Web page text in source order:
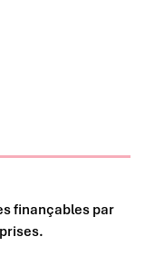
finançables par